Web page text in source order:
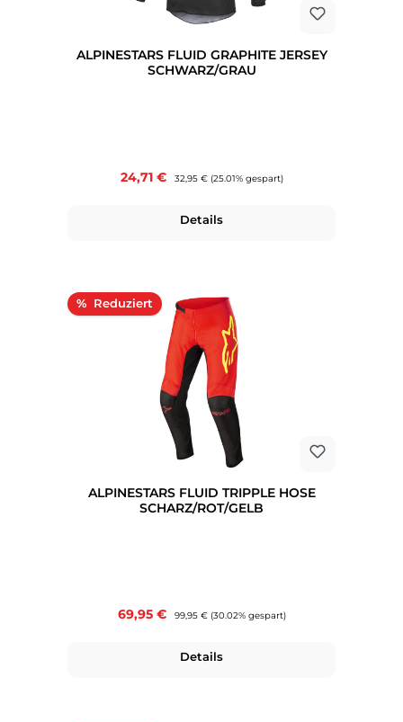
ALPINESTARS FLUID GRAPHITE JERSEY
SCHWARZ/GRAU
Verkaufspreis:
24,71 € Regulärer Preis:
32,95 € (25.01% gespart)
Details
% Rabatt
ALPINESTARS FLUID TRIPPLE HOSE
SCHARZ/ROT/GELB
Verkaufspreis:
69,95 € Regulärer Preis:
99,95 € (30.02% gespart)
Details